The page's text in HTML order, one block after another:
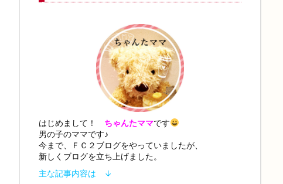
はじめまして！ ちゃんたママです
男の子のママです♪
今まで、ＦＣ２ブログをやっていましたが、
新しくブログを立ち上げました。
主な記事内容は ↓